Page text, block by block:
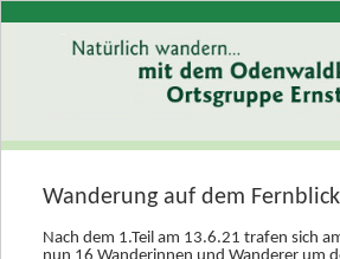
Willkommen
Wanderung auf dem
Nach dem 1.Teil am 13.6.21 trafen sich